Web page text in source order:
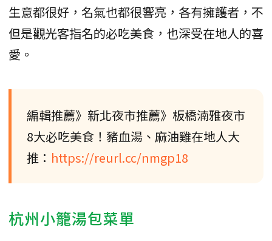
生意都很好，名氣也都很響亮，各有擁護者，不
但是觀光客指名的必吃美食，也深受在地人的喜
愛。
編輯推薦》新北夜市推薦》板橋湳雅夜市
8大必吃美食！豬血湯、麻油雞在地人大
推： https://reurl.cc/nmgp18
杭州小籠湯包菜單